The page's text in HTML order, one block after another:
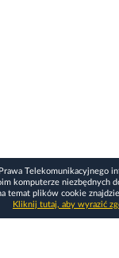
Telekomunikacyjnego
komputerze niezbędnych
temat plików cookie
Kliknij tutaj, aby wyrazić